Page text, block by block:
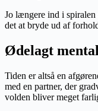
Jo længere ind i
det at bryde ud af
Ødelagt
Tiden er altså en
med en partner, der
volden bliver meget